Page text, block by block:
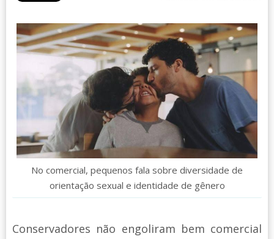
No comercial, pequenos fala sobre diversidade de
orientação sexual e identidade de gênero
Conservadores não engoliram bem comercial